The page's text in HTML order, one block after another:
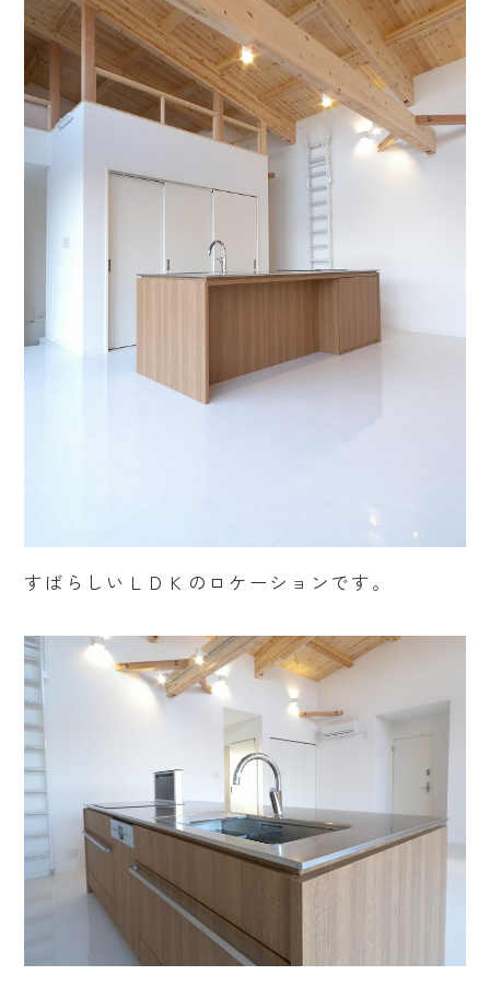
すばらしいＬＤＫのロケーションです。